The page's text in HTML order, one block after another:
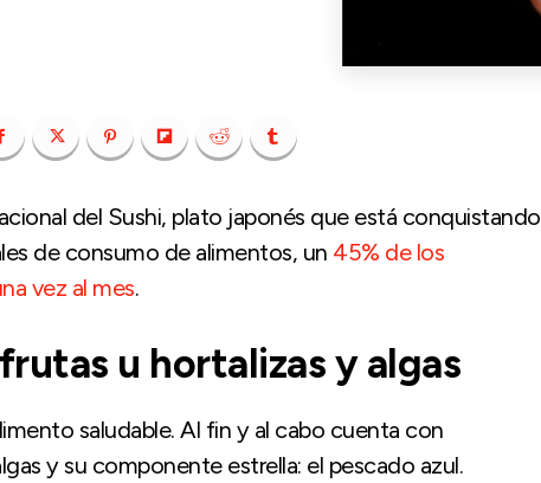
del Sushi, plato japonés que está conquistando
de consumo de alimentos, un 45% de los
vez al mes.
u hortalizas y algas
saludable. Al fin y al cabo cuenta con
y su componente estrella: el pescado azul.